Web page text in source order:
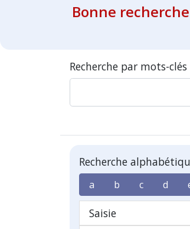
Bonne
Recherche par mots-clés
Recherche
a b c d
Saisie